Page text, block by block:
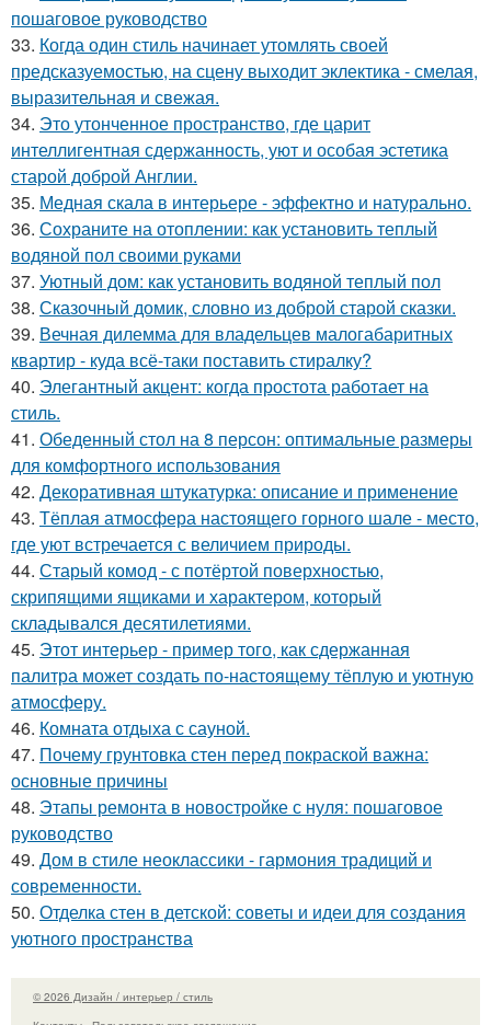
пошаговое руководство
33. Когда один стиль начинает утомлять своей
предсказуемостью, на сцену выходит эклектика - смелая,
выразительная и свежая.
34. Это утонченное пространство, где царит
интеллигентная сдержанность, уют и особая эстетика
старой доброй Англии.
35. Медная скала в интерьере - эффектно и натурально.
36. Сохраните на отоплении: как установить теплый
водяной пол своими руками
37. Уютный дом: как установить водяной теплый пол
38. Сказочный домик, словно из доброй старой сказки.
39. Вечная дилемма для владельцев малогабаритных
квартир - куда всё-таки поставить стиралку?
40. Элегантный акцент: когда простота работает на
стиль.
41. Обеденный стол на 8 персон: оптимальные размеры
для комфортного использования
42. Декоративная штукатурка: описание и применение
43. Тёплая атмосфера настоящего горного шале - место,
где уют встречается с величием природы.
44. Старый комод - с потёртой поверхностью,
скрипящими ящиками и характером, который
складывался десятилетиями.
45. Этот интерьер - пример того, как сдержанная
палитра может создать по-настоящему тёплую и уютную
атмосферу.
46. Комната отдыха с сауной.
47. Почему грунтовка стен перед покраской важна:
основные причины
48. Этапы ремонта в новостройке с нуля: пошаговое
руководство
49. Дом в стиле неоклассики - гармония традиций и
современности.
50. Отделка стен в детской: советы и идеи для создания
уютного пространства
© 2026 Дизайн / интерьер / стиль